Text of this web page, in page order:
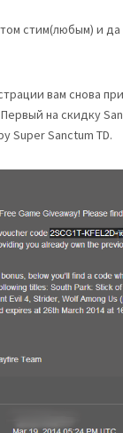
стим(любым) и
вам снова
на скидку
Super Sanctum TD.